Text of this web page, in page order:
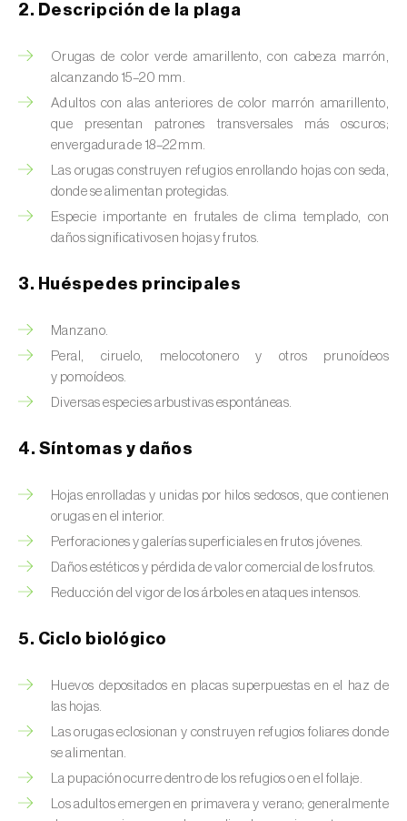
Barrenador del tallo del maíz (
Barrenador del té (Euwallacea fornicatus, E.
fornicatior, E. perbrevis e E. kuroshio
Barrenador del tomate (Neoleucinodes
elegantalis)
Barrenillo del almendro (Scolytus amygdali
Barrenillo del olmo ( Scolytus multistriatus
typographus
Bicho camello (
Brugo de la encina (Tortrix viridana
Cacoecia de los frutales (
Cantárida (Lytta vesicatoria)
Capua de los frutos ( Adoxophyes orana
Cecidomía destructora (Mayetiola
destructor)
Ceutorrinco de la col (
Ceutorrinco de los nabos (Ceutorhynchus
Chinche de la morera (
pentagona)
2. Descripción de la plaga
Orugas de color verde amarillento, con cabeza marrón,
alcanzando 15–20 mm.
Adultos con alas anteriores de color marrón amarillento,
que presentan patrones transversales más oscuros;
envergadura de 18–22 mm.
Las orugas construyen refugios enrollando hojas con seda,
donde se alimentan protegidas.
Especie importante en frutales de clima templado, con
daños significativos en hojas y frutos.
3. Huéspedes principales
Manzano.
Peral, ciruelo, melocotonero y otros prunoídeos
y pomoídeos.
Diversas especies arbustivas espontáneas.
4. Síntomas y daños
Hojas enrolladas y unidas por hilos sedosos, que contienen
orugas en el interior.
Perforaciones y galerías superficiales en frutos jóvenes.
Daños estéticos y pérdida de valor comercial de los frutos.
Reducción del vigor de los árboles en ataques intensos.
5. Ciclo biológico
Huevos depositados en placas superpuestas en el haz de
las hojas.
Las orugas eclosionan y construyen refugios foliares donde
se alimentan.
La pupación ocurre dentro de los refugios o en el follaje.
Los adultos emergen en primavera y verano; generalmente